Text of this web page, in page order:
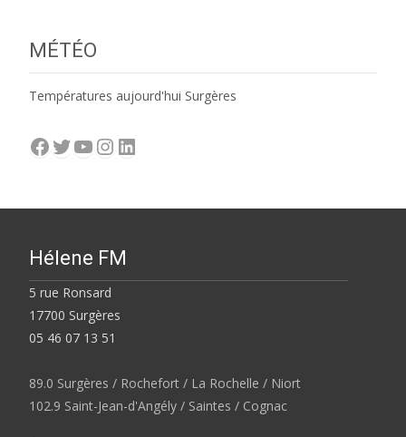
MÉTÉO
Températures aujourd'hui Surgères
Facebook
Twitter
YouTube
Instagram
LinkedIn
Hélene FM
5 rue Ronsard
17700 Surgères
05 46 07 13 51
89.0 Surgères / Rochefort / La Rochelle / Niort
102.9 Saint-Jean-d'Angély / Saintes / Cognac